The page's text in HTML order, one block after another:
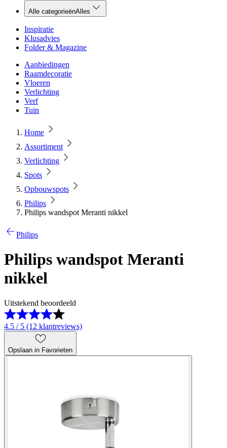
Alle categorieënAlles
Inspiratie
Klusadvies
Folder & Magazine
Aanbiedingen
Raamdecoratie
Vloeren
Verlichting
Verf
Tuin
Home
Assortiment
Verlichting
Spots
Opbouwspots
Philips
Philips wandspot Meranti nikkel
Philips
Philips wandspot Meranti
nikkel
Uitstekend beoordeeld
4.5 / 5 (12 klantreviews)
Opslaan in Favorieten